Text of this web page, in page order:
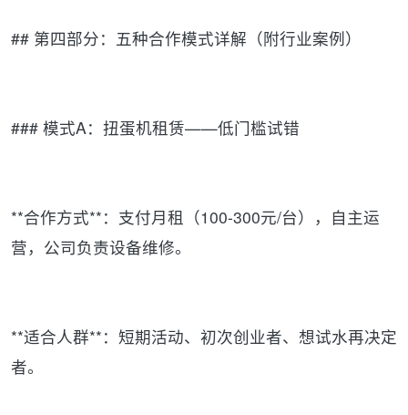
## 第四部分：五种合作模式详解（附行业案例）
### 模式A：扭蛋机租赁——低门槛试错
**合作方式**：支付月租（100-300元/台），自主运
营，公司负责设备维修。
**适合人群**：短期活动、初次创业者、想试水再决定
者。